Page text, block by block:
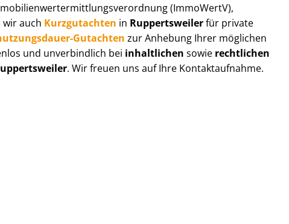
(ImmoWertV),
auch Kurzgutachten in Ruppertsweilerfür private
Gutachten zur Anhebung Ihrer möglichen
und unverbindlich bei inhaltlichen sowie rechtlichen
. Wir freuen uns auf Ihre Kontaktaufnahme.